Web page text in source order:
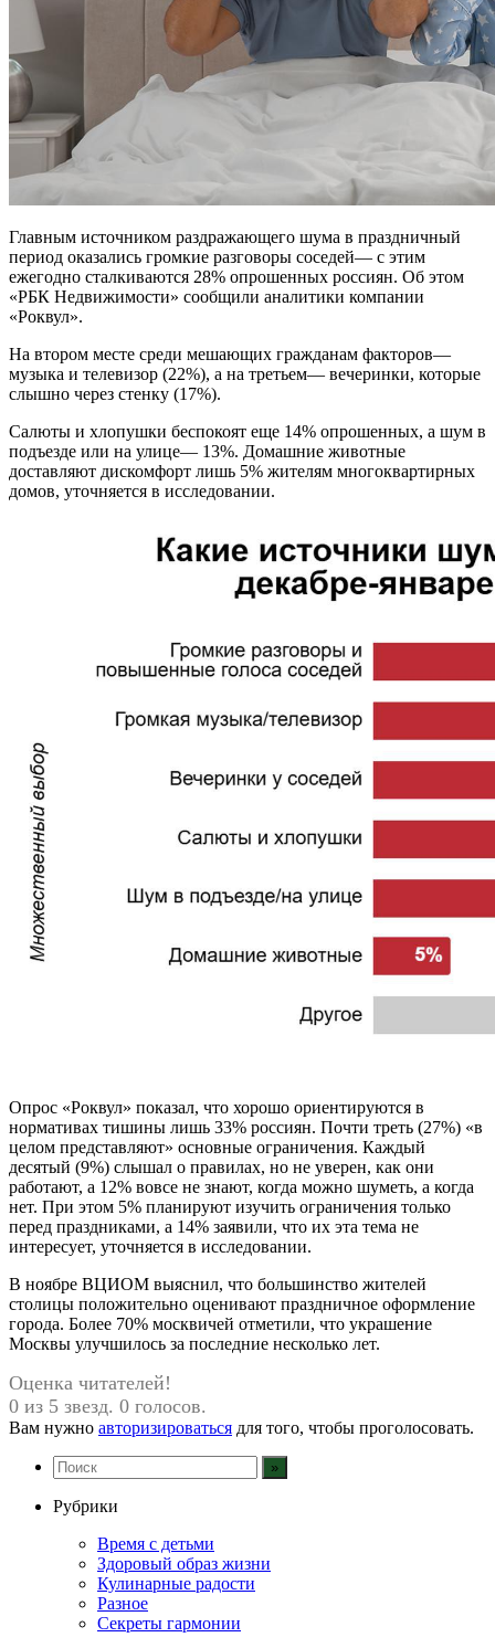
Главным источником раздражающего шума в праздничный
период оказались громкие разговоры соседей— с этим
ежегодно сталкиваются 28% опрошенных россиян. Об этом
«РБК Недвижимости» сообщили аналитики компании
«Роквул».
На втором месте среди мешающих гражданам факторов—
музыка и телевизор (22%), а на третьем— вечеринки, которые
слышно через стенку (17%).
Салюты и хлопушки беспокоят еще 14% опрошенных, а шум в
подъезде или на улице— 13%. Домашние животные
доставляют дискомфорт лишь 5% жителям многоквартирных
домов, уточняется в исследовании.
Опрос «Роквул» показал, что хорошо ориентируются в
нормативах тишины лишь 33% россиян. Почти треть (27%) «в
целом представляют» основные ограничения. Каждый
десятый (9%) слышал о правилах, но не уверен, как они
работают, а 12% вовсе не знают, когда можно шуметь, а когда
нет. При этом 5% планируют изучить ограничения только
перед праздниками, а 14% заявили, что их эта тема не
интересует, уточняется в исследовании.
В ноябре ВЦИОМ выяснил, что большинство жителей
столицы положительно оценивают праздничное оформление
города. Более 70% москвичей отметили, что украшение
Москвы улучшилось за последние несколько лет.
Оценка читателей!
0 из 5 звезд. 0 голосов.
Вам нужно авторизироваться для того, чтобы проголосовать.
Рубрики
Время с детьми
Здоровый образ жизни
Кулинарные радости
Разное
Секреты гармонии